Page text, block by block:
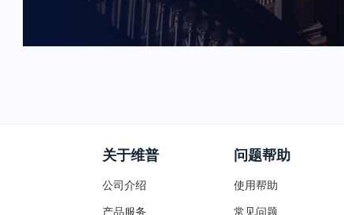
关于维普
公司介绍
产品服务
问题帮助
使用帮助
常见问题